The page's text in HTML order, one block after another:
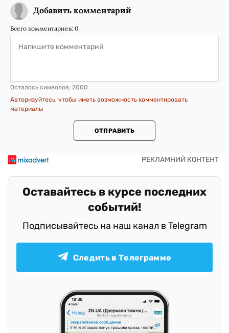
Добавить комментарий
Всего комментариев: 0
Осталось символов: 2000
Авторизуйтесь, чтобы иметь возможность комментировать
материалы
ОТПРАВИТЬ
Оставайтесь в курсе последних
событий!
Подписывайтесь на наш канал в Telegram
Следить в Телеграмме